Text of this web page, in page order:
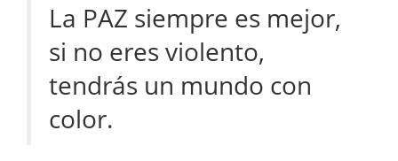
La PAZ siempre es mejor,
si no eres violento,
tendrás un mundo con
color.